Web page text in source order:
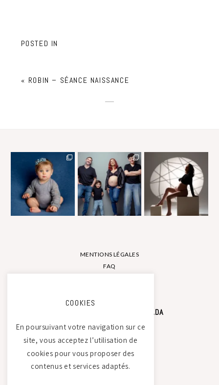
POSTED IN
« ROBIN – SÉANCE NAISSANCE
STUDIO PHOTO CAMILLE SAADA
Atelier Tierdam
121 La Baumondière
44240 Sucé-sur-Erdre
MENTIONS LÉGALES
FAQ
COOKIES
En poursuivant votre navigation sur ce
site, vous acceptez l’utilisation de
cookies pour vous proposer des
contenus et services adaptés.